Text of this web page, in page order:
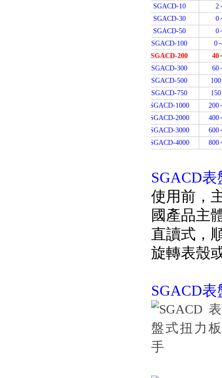
SGACD-10
2
SGACD-30
0
SGACD-50
0
SGACD-100
0
SGACD-200
40
SGACD-300
60
SGACD-500
SGACD-750
SGACD-1000
200
SGACD-2000
400
SGACD-3000
600
SGACD-4000
800
SGACD表
使用前
國產品主體
直讀式
旋轉表殼
SGACD